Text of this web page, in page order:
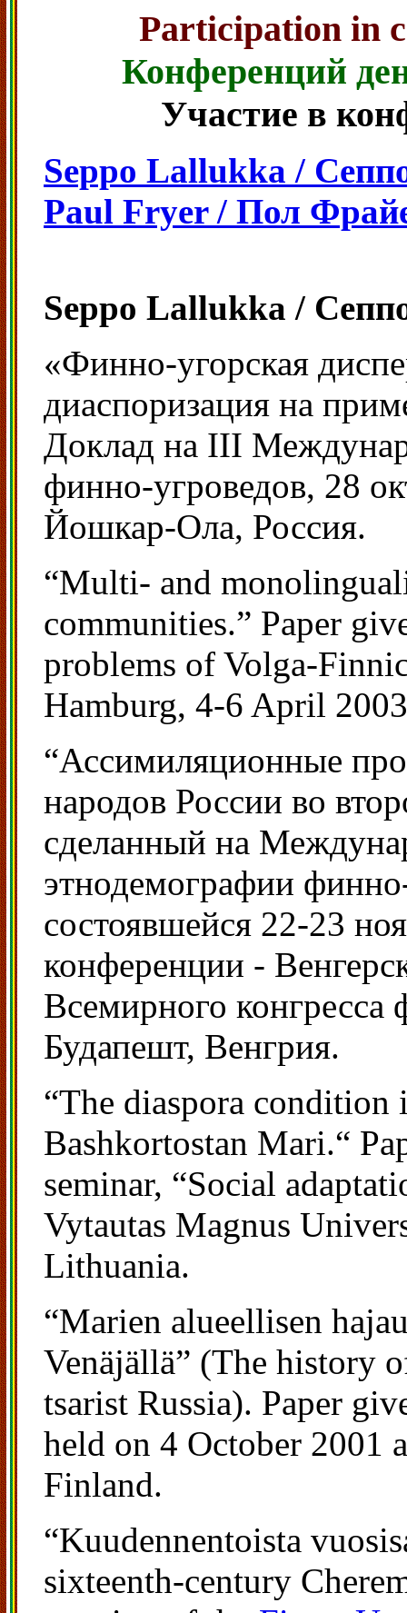
Participation in
Конференций
Участие в
Seppo Lallukka /
Paul Fryer / Пол
Seppo Lallukka /
«Финно-угорская
диаспоризация на
Доклад на III
финно-угроведов, 28
Йошкар-Ола, Россия.
“Multi- and
communities.” Paper
problems of Volga-
Hamburg, 4-6 April
“Ассимиляционные
народов России во
сделанный на
этнодемографии
состоявшейся 22-23
конференции -
Всемирного конгресса
Будапешт, Венгрия.
“The diaspora condition
Bashkortostan Mari.“
seminar, “Social
Vytautas Magnus
Lithuania.
“Marien alueellisen
Venäjällä” (The history
tsarist Russia). Paper
held on 4 October 2001
Finland.
“Kuudennentoista
sixteenth-century